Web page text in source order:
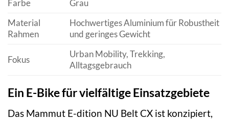
Farbe
Grau
Material
Rahmen
Hochwertiges Aluminium für Robustheit
und geringes Gewicht
Fokus
Urban Mobility, Trekking,
Alltagsgebrauch
Ein E-Bike für vielfältige Einsatzgebiete
Das Mammut E-dition NU Belt CX ist konzipiert,